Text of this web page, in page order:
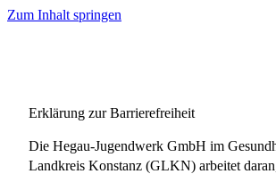
Zum Inhalt springen
Erklärung zur Barrierefreiheit
Die Hegau-Jugendwerk GmbH im
Landkreis Konstanz (GLKN) arbeitet